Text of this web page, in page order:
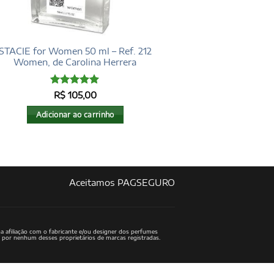
for Women 50 ml – Ref. 212
Women, de Carolina Herrera
Avaliação5
R$105,00
Adicionar ao carrinho
Aceitamos PAGSEGURO
afiliação com o fabricante e/ou designer dos perfumes
nenhum desses proprietários de marcas registradas.